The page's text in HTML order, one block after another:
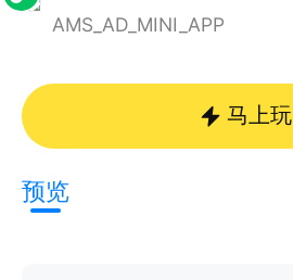
AMS_AD_MINI_APP
马上玩
预览